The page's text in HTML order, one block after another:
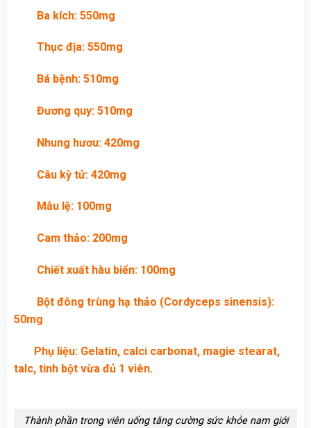
Ba kích: 550mg
Thục địa: 550mg
Bá bệnh: 510mg
Đương quy: 510mg
Nhung hươu: 420mg
Câu kỳ tử: 420mg
Mẫu lệ: 100mg
Cam thảo: 200mg
Chiết xuất hàu biển: 100mg
Bột đông trùng hạ thảo (Cordyceps sinensis):
50mg
Phụ liệu: Gelatin, calci carbonat, magie stearat,
talc, tinh bột vừa đủ 1 viên.
Thành phần trong viên uống tăng cường sức khỏe nam giới